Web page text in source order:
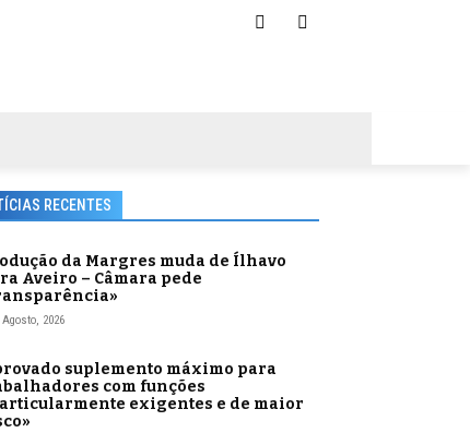
RECENTES
da Margres muda de Ílhavo
Aveiro – Câmara pede
Agosto, 2026
suplemento máximo para
com funções
exigentes e de maior